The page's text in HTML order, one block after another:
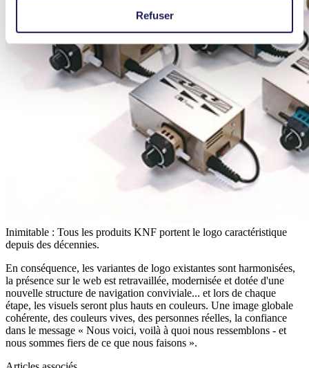
Refuser
Inimitable : Tous les produits KNF portent le logo caractéristique
depuis des décennies.
En conséquence, les variantes de logo existantes sont harmonisées,
la présence sur le web est retravaillée, modernisée et dotée d'une
nouvelle structure de navigation conviviale... et lors de chaque
étape, les visuels seront plus hauts en couleurs. Une image globale
cohérente, des couleurs vives, des personnes réelles, la confiance
dans le message « Nous voici, voilà à quoi nous ressemblons - et
nous sommes fiers de ce que nous faisons ».